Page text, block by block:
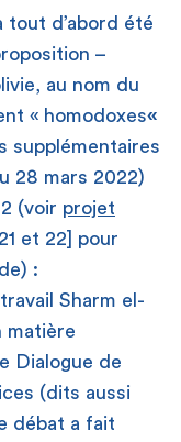
tout d’abord été
–
au nom du
« homodoxes«
supplémentaires
28 mars 2022)
(voir projet
et 22] pour
:
Sharm el-
matière
Dialogue de
(dits aussi
débat a fait